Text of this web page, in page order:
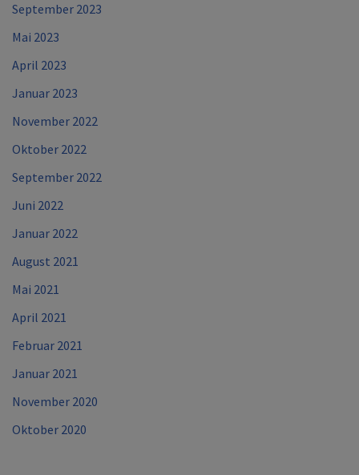
September 2023
Mai 2023
April 2023
Januar 2023
November 2022
Oktober 2022
September 2022
Juni 2022
Januar 2022
August 2021
Mai 2021
April 2021
Februar 2021
Januar 2021
November 2020
Oktober 2020